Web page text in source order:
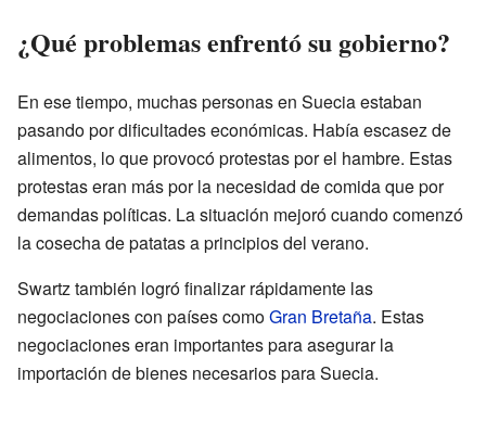
¿Qué problemas enfrentó su gobierno?
En ese tiempo, muchas personas en Suecia estaban
pasando por dificultades económicas. Había escasez de
alimentos, lo que provocó protestas por el hambre. Estas
protestas eran más por la necesidad de comida que por
demandas políticas. La situación mejoró cuando comenzó
la cosecha de patatas a principios del verano.
Swartz también logró finalizar rápidamente las
negociaciones con países comoGran Bretaña. Estas
negociaciones eran importantes para asegurar la
importación de bienes necesarios para Suecia.